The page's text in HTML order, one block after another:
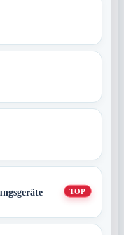
TOP